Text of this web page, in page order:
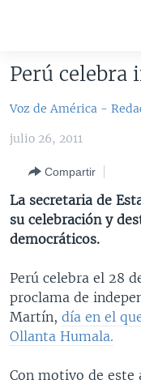
accesibilidad
al
principal
navegador
principal
Salte
búsqueda
AMÉRICA DEL NORTE
EEUU
MÉXICO
HAITÍ
ELECCIONES EEUU 2024
ELECCIONES EEUU
VOTO DIVIDIDO
VOA VERIFICA
VOA VERIFICA
VOA VERIFICA
VOA VERIFICA
AMÉRICA LATINA
ARGENTINA
BOLIVIA
CHILE
PERÚ
VENEZUELA
CHINA EN AMÉRICA
CENTROAMÉRICA
EL SALVADOR
GUATEMALA
NICARAGUA
INMIGRACIÓN
LIBERTAD DE
ECONOMÍA
ESPECIALES DE LA VOA
LIBERTAD DE PRENSA
MULTIMEDIA
Perú celebra
Voz de América -
julio 26, 2011
Compartir
La secretaria de
su celebración y
democráticos.
Perú celebra el 28
proclama de
Martín, día en el
Ollanta Humala.
Con motivo de este